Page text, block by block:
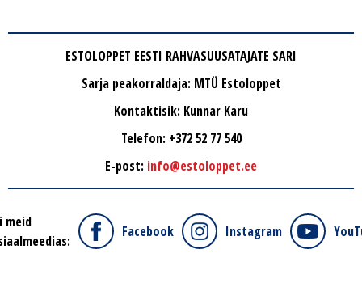
ESTOLOPPET EESTI RAHVASUUSATAJATE SARI
Sarja peakorraldaja: MTÜ Estoloppet
Kontaktisik: Kunnar Karu
Telefon: +372 52 77 540
E-post: info@estoloppet.ee
meid
Facebook Instagram